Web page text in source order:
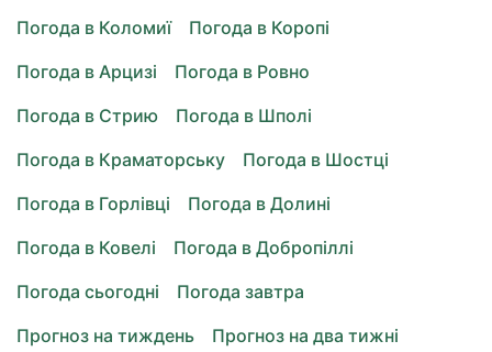
Погода в Коломиї
Погода в Коропі
Погода в Арцизі
Погода в Ровно
Погода в Стрию
Погода в Шполі
Погода в Краматорську
Погода в Шостці
Погода в Горлівці
Погода в Долині
Погода в Ковелі
Погода в Добропіллі
Погода сьогодні
Погода завтра
Прогноз на тиждень
Прогноз на два тижні